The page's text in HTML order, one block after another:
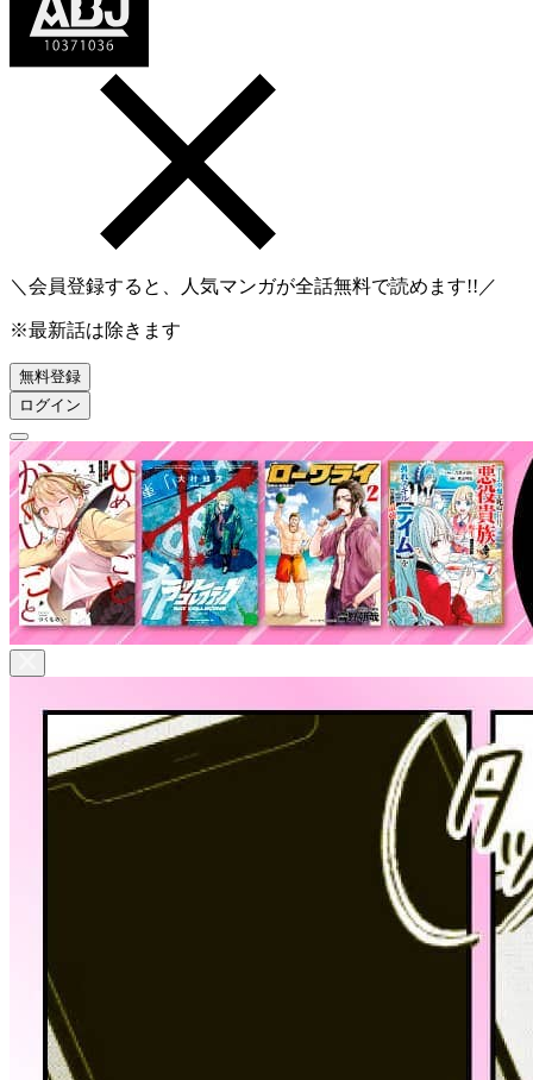
＼会員登録すると、人気マンガが全話無料で読めます!!／
※最新話は除きます
無料登録
ログイン